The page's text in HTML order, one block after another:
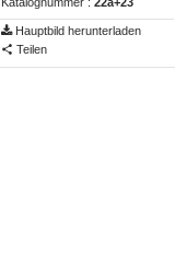
Hauptbild herunterladen
Teilen